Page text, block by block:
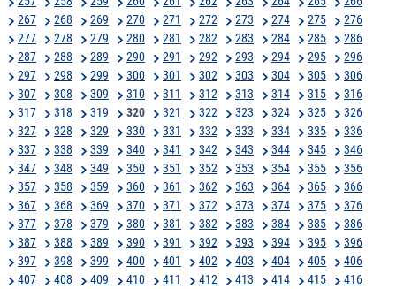
267
268 269 270 271 272 273 274 275
276
277
278 279 280 281 282 283 284 285
286
287
288 289 290 291 292 293 294 295
296
297
298 299 300 301 302 303 304 305
306
307
308 309 310 311 312 313 314 315
316
317
318 319 320 321 322 323 324 325
326
327
328 329 330 331 332 333 334 335
336
337
338 339 340 341 342 343 344 345
346
347
348 349 350 351 352 353 354 355
356
357
358 359 360 361 362 363 364 365
366
367
368 369 370 371 372 373 374 375
376
377
378 379 380 381 382 383 384 385
386
387
388 389 390 391 392 393 394 395
396
397
398 399 400 401 402 403 404 405
406
407
408 409 410 411 412 413 414 415
416